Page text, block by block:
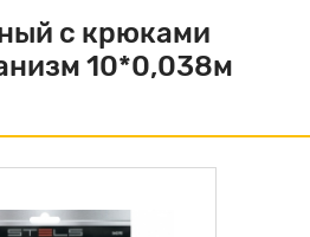
с крюками
10*0,038м